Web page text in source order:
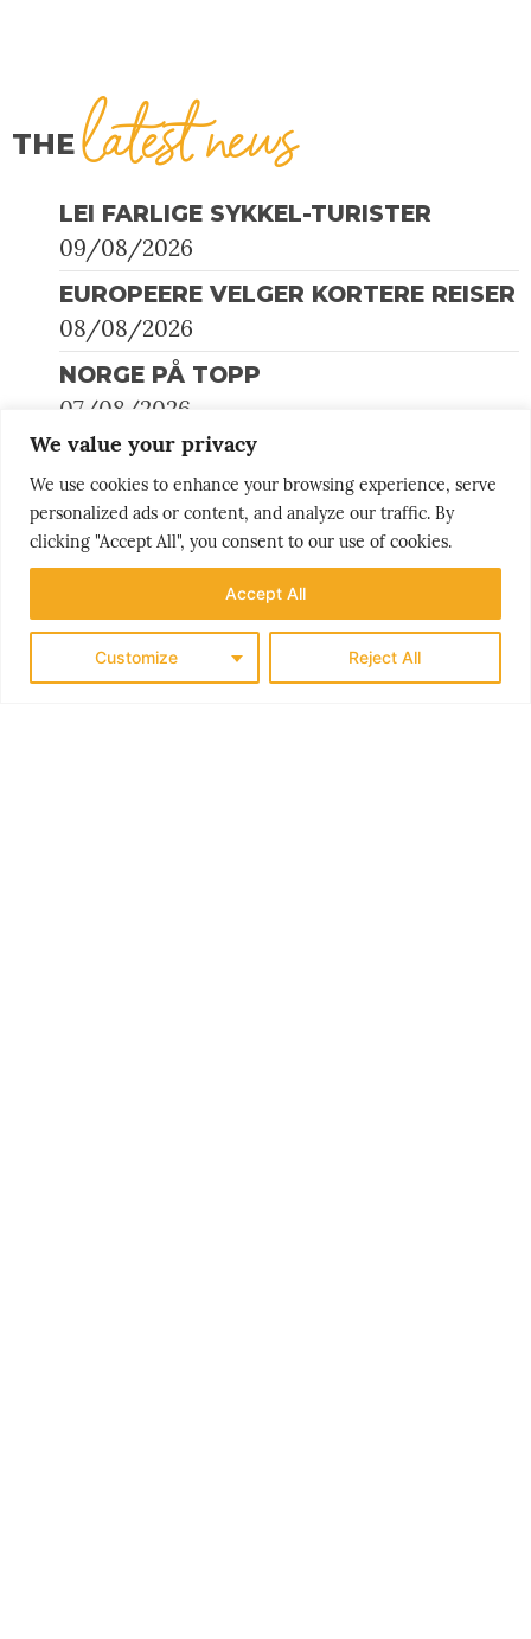
We value your privacy
We use cookies to enhance your browsing experience, serve
personalized ads or content, and analyze our traffic. By
clicking "Accept All", you consent to our use of cookies.
Customize Reject All
Accept All
THElatest news
LEI FARLIGE SYKKEL-TURISTER
09/08/2026
EUROPEERE VELGER KORTERE REISER
08/08/2026
NORGE PÅ TOPP
07/08/2026
HER SLÅR TOGET FLYET
06/08/2026
SIGN UP TO OUR​
newsletter